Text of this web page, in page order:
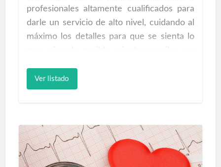
Revolucionaria tecnología que supone un
Antes y Después en el tratamiento de las
Lesiones Musculo-Esqueléticas
profesionales altamente cualificados para
darle un servicio de alto nivel, cuidando al
máximo los detalles para que se sienta lo
Dental tu sonrisa es lo más importante,
hoy en día es imprescindible tener en
perfecto estado nuestros dientes. Una
una imagen atractiva que ayuda a sonreír
con naturalidad además de darte
seguridad y calidad de vida, por lo que no
Ver listado